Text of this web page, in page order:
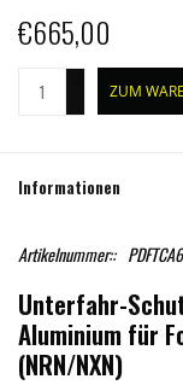
€665,00
ZUM
Informationen
Artikelnummer:: PDFTCA6
Unterfahr-
Aluminium für
(NRN/NXN)